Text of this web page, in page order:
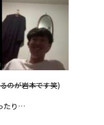
のが岩本です笑)
たり…